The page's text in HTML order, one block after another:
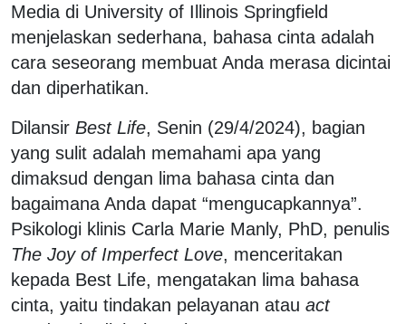
Media di University of Illinois Springfield
menjelaskan sederhana, bahasa cinta adalah
cara seseorang membuat Anda merasa dicintai
dan diperhatikan.
Dilansir Best Life, Senin (29/4/2024), bagian
yang sulit adalah memahami apa yang
dimaksud dengan lima bahasa cinta dan
bagaimana Anda dapat “mengucapkannya”.
Psikologi klinis Carla Marie Manly, PhD, penulis
The Joy of Imperfect Love, menceritakan
kepada Best Life, mengatakan lima bahasa
cinta, yaitu tindakan pelayanan atau act